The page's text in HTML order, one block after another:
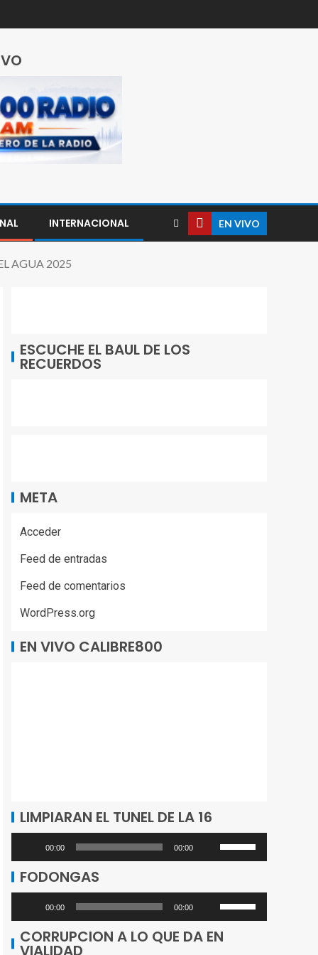
INTERNACIONAL EN VIVO
AGUA 2025
ESCUCHE EL BAUL DE LOS
RECUERDOS
META
Acceder
Feed de entradas
Feed de comentarios
WordPress.org
EN VIVO CALIBRE800
LIMPIARAN EL TUNEL DE LA 16
Reproductor
de
00:00 00:00
Utiliza
las
flecha
arriba/abajo
FODONGAS
Reproductor
de
audio
00:00 00:00
Utiliza
las
teclas
CORRUPCION A LO QUE DA EN
VIALIDAD